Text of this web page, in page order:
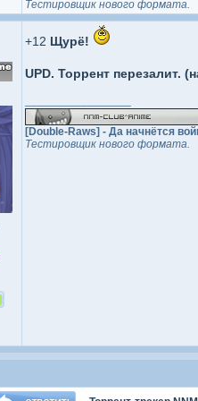
Тестировщик нового формата.
+12 Щурё!
UPD. Торрент перезалит.
[Double-Raws] - Да начнётся
Тестировщик нового формата.